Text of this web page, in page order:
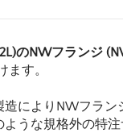
のNWフランジ
ます。
によりNWフラン
うな規格外の特